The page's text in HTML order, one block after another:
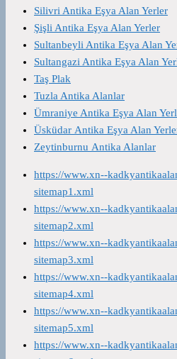
Silivri Antika Eşya Alan Yerler
Şişli Antika Eşya Alan Yerler
Sultanbeyli Antika Eşya Alan
Sultangazi Antika Eşya Alan
Taş Plak
Tuzla Antika Alanlar
Ümraniye Antika Eşya Alan
Üsküdar Antika Eşya Alan
Zeytinburnu Antika Alanlar
https://www.xn--
sitemap1.xml
https://www.xn--
sitemap2.xml
https://www.xn--
sitemap3.xml
https://www.xn--
sitemap4.xml
https://www.xn--
sitemap5.xml
https://www.xn--